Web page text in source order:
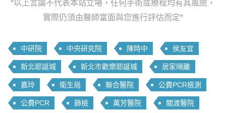
*以上言論不代表本站立場，任何手術或療程均有其風險，
實際仍須由醫師當面與您進行評估而定*
中研院 中央研究院 陳時中 侯友宜
新北耶誕城 新北市歡樂耶誕城 居家隔離
嘉玲 衛生局 聯合醫院 公費PCR檢測
公費PCR 篩檢 萬芳醫院 關渡醫院